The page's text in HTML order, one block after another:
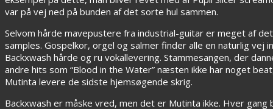
var på vej ned på bunden af det sorte hul sammen.
Selvom hårde mavepustere fra industrial-guitar er meget af
samples. Gospelkor, orgel og salmer finder alle en naturlig
Backxwash hårde og ru vokallevering. Stammesangen, der
andre hits som “Blood in the Water” næsten ikke har noget
Mutinta levere de sidste hjemsøgende skrig.
Backxwash er måske vred, men det er Mutinta ikke. Hver